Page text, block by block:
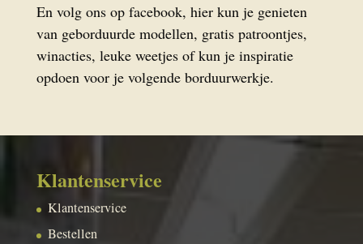
En volg ons op facebook, hier kun je genieten
van geborduurde modellen, gratis patroontjes,
winacties, leuke weetjes of kun je inspiratie
opdoen voor je volgende borduurwerkje.
Klantenservice
Klantenservice
Bestellen